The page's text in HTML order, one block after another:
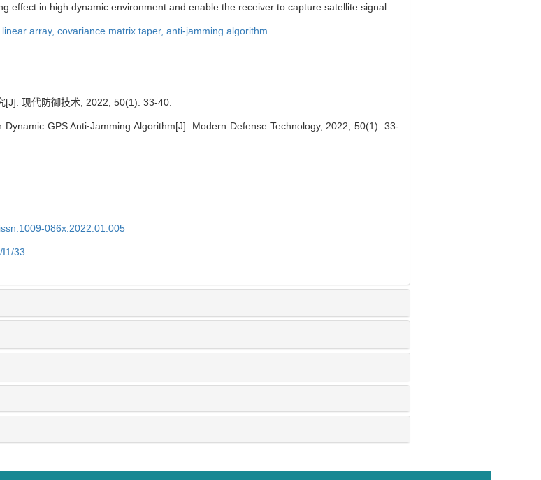
effect in high dynamic environment and enable the receiver to capture satellite signal.
array, covariance matrix taper, anti-jamming algorithm
[J]. 现代防御技术, 2022, 50(1): 33-40.
GPS Anti⁃Jamming Algorithm[J]. Modern Defense Technology, 2022, 50(1): 33-
086x.2022.01.005
I1/33